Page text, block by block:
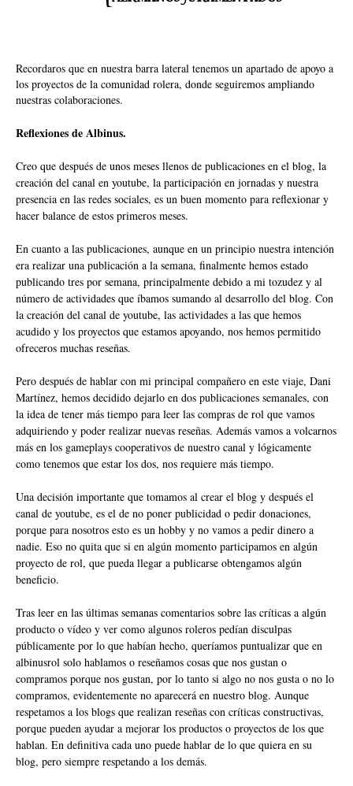
Recordaros que en nuestra barra lateral tenemos un apartado de apoyo a
los proyectos de la comunidad rolera, donde seguiremos ampliando
nuestras colaboraciones.
Reflexiones de Albinus.
Creo que después de unos meses llenos de publicaciones en el blog, la
creación del canal en youtube, la participación en jornadas y nuestra
presencia en las redes sociales, es un buen momento para reflexionar y
hacer balance de estos primeros meses.
En cuanto a las publicaciones, aunque en un principio nuestra intención
era realizar una publicación a la semana, finalmente hemos estado
publicando tres por semana, principalmente debido a mi tozudez y al
número de actividades que íbamos sumando al desarrollo del blog. Con
la creación del canal de youtube, las actividades a las que hemos
acudido y los proyectos que estamos apoyando, nos hemos permitido
ofreceros muchas reseñas.
Pero después de hablar con mi principal compañero en este viaje, Dani
Martínez, hemos decidido dejarlo en dos publicaciones semanales, con
la idea de tener más tiempo para leer las compras de rol que vamos
adquiriendo y poder realizar nuevas reseñas. Además vamos a volcarnos
más en los gameplays cooperativos de nuestro canal y lógicamente
como tenemos que estar los dos, nos requiere más tiempo.
Una decisión importante que tomamos al crear el blog y después el
canal de youtube, es el de no poner publicidad o pedir donaciones,
porque para nosotros esto es un hobby y no vamos a pedir dinero a
nadie. Eso no quita que si en algún momento participamos en algún
proyecto de rol, que pueda llegar a publicarse obtengamos algún
beneficio.
Tras leer en las últimas semanas comentarios sobre las críticas a algún
producto o vídeo y ver como algunos roleros pedían disculpas
públicamente por lo que habían hecho, queríamos puntualizar que en
albinusrol solo hablamos o reseñamos cosas que nos gustan o
compramos porque nos gustan, por lo tanto si algo no nos gusta o no lo
compramos, evidentemente no aparecerá en nuestro blog. Aunque
respetamos a los blogs que realizan reseñas con críticas constructivas,
porque pueden ayudar a mejorar los productos o proyectos de los que
hablan. En definitiva cada uno puede hablar de lo que quiera en su
blog, pero siempre respetando a los demás.